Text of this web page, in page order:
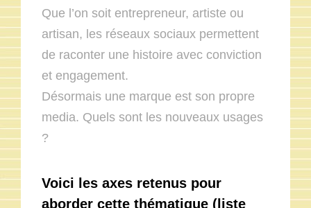
Que l’on soit entrepreneur, artiste ou
artisan, les réseaux sociaux permettent
de raconter une histoire avec conviction
et engagement.
Désormais une marque est son propre
media. Quels sont les nouveaux usages
?
Voici les axes retenus pour
aborder cette thématique (liste